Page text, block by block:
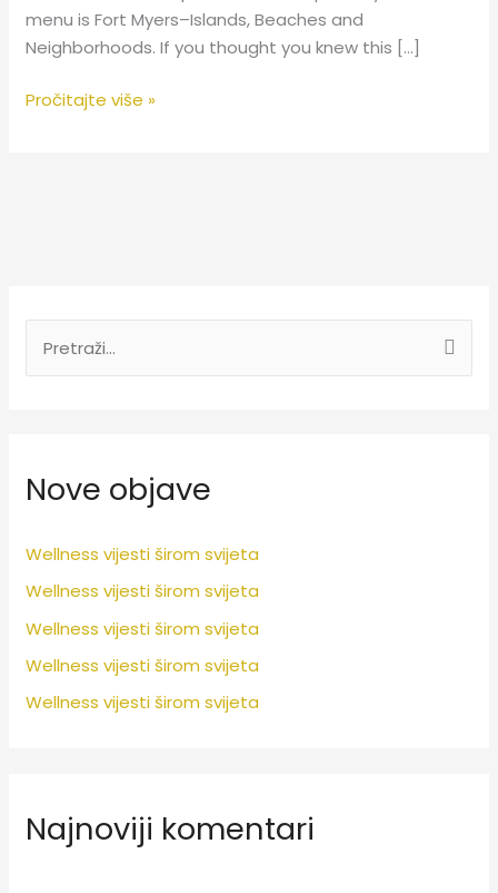
menu is Fort Myers–Islands, Beaches and
Neighborhoods. If you thought you knew this […]
Pročitajte više »
r
i
i
:
Nove objave
Wellness vijesti širom svijeta
Wellness vijesti širom svijeta
Wellness vijesti širom svijeta
Wellness vijesti širom svijeta
Wellness vijesti širom svijeta
Najnoviji komentari